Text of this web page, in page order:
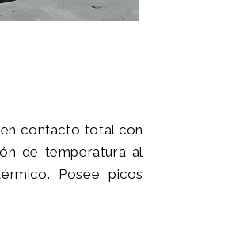
contacto total con
de temperatura al
Posee picos